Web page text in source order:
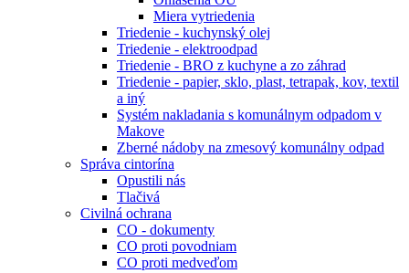
Miera vytriedenia
Triedenie - kuchynský olej
Triedenie - elektroodpad
Triedenie - BRO z kuchyne a zo záhrad
Triedenie - papier, sklo, plast, tetrapak, kov, textil
a iný
Systém nakladania s komunálnym odpadom v
Makove
Zberné nádoby na zmesový komunálny odpad
Správa cintorína
Opustili nás
Tlačivá
Civilná ochrana
CO - dokumenty
CO proti povodniam
CO proti medveďom